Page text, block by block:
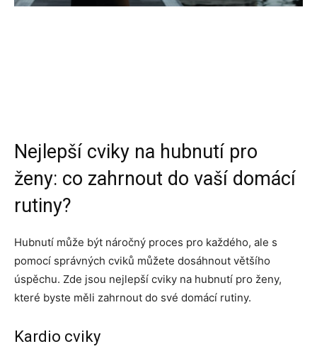
Nejlepší cviky na hubnutí pro
ženy: co zahrnout do vaší domácí
rutiny?
Hubnutí může být náročný proces pro každého, ale s
pomocí správných cviků můžete dosáhnout většího
úspěchu. Zde jsou nejlepší cviky na hubnutí pro ženy,
které byste měli zahrnout do své domácí rutiny.
Kardio cviky